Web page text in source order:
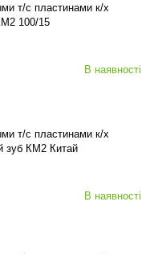
т/с пластинами к/х
100/15
В наявності
т/с пластинами к/х
зуб КМ2 Китай
В наявності